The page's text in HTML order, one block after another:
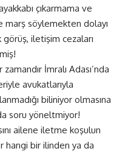
çıkarmama ve
marş söylemekten dolayı
görüş, iletişim cezaları
İmralı Adası’nda
avukatlarıyla
biliniyor olmasına
soru yöneltmiyor!
ailene iletme koşulun
hangi bir ilinden ya da